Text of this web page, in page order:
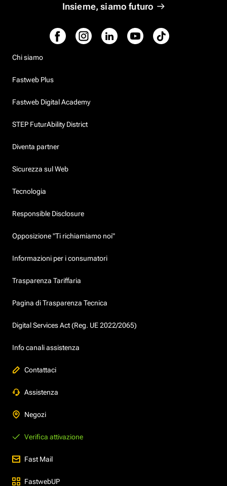
Insieme, siamo futuro
Chi siamo
Fastweb Plus
Fastweb Digital Academy
STEP FuturAbility District
Diventa partner
Sicurezza sul Web
Tecnologia
Responsible Disclosure
Opposizione "Ti richiamiamo noi"
Informazioni per i consumatori
Trasparenza Tariffaria
Pagina di Trasparenza Tecnica
Digital Services Act (Reg. UE 2022/2065)
Info canali assistenza
Contattaci
Assistenza
Negozi
Verifica attivazione
Fast Mail
FastwebUP